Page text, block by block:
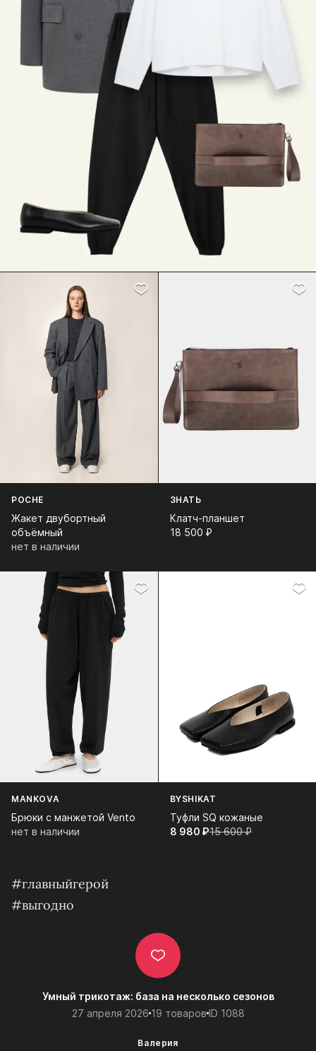
POCHE
Жакет двубортный
объёмный
нет в наличии
ЗНАТЬ
Клатч-планшет
18 500⁠ ⁠₽
MANKOVA
Брюки с манжетой Vento
нет в наличии
BYSHIKAT
Туфли SQ кожаные
8 980⁠ ⁠₽15 600⁠ ⁠₽
#главныйгерой
#выгодно
Умный трикотаж: база на несколько сезонов
27 апреля 2026 19 товаров ID 1088
Валерия